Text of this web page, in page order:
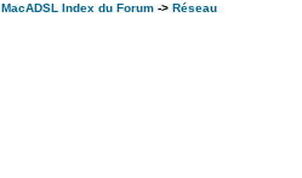
MacADSL Index du Forum -> Réseau